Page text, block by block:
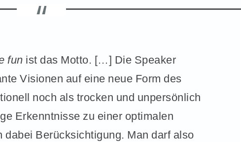
fun ist das Motto. […] Die Speaker
Visionen auf eine neue Form des
noch als trocken und unpersönlich
Erkenntnisse zu einer optimalen
dabei Berücksichtigung. Man darf also